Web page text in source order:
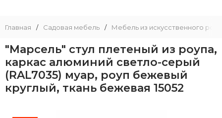
Главная / Садовая мебель / Мебель из искусственного
"Марсель" стул плетеный из роупа,
каркас алюминий светло-серый
(RAL7035) муар, роуп бежевый
круглый, ткань бежевая 15052